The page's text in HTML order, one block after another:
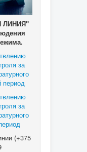
ЛИНИЯ"
за
период
за
(+375